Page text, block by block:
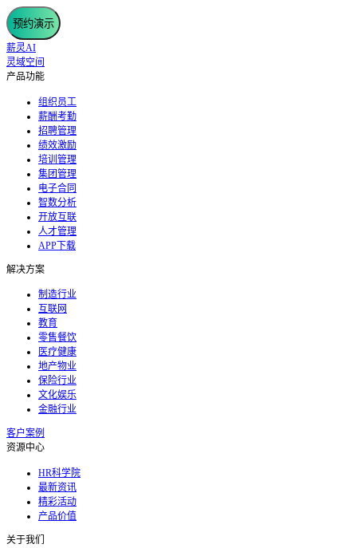
预约演示
薪灵AI
灵域空间
产品功能
组织员工
薪酬考勤
招聘管理
绩效激励
培训管理
集团管理
电子合同
智数分析
开放互联
人才管理
APP下载
解决方案
制造行业
互联网
教育
零售餐饮
医疗健康
地产物业
保险行业
文化娱乐
金融行业
客户案例
资源中心
HR科学院
最新资讯
精彩活动
产品价值
关于我们